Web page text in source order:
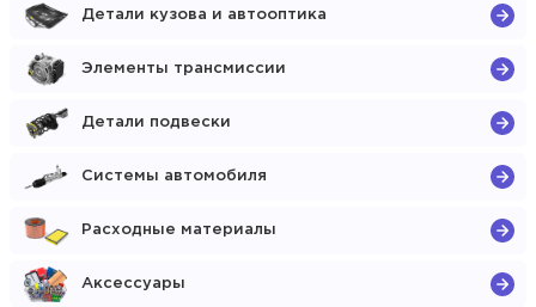
Детали кузова и автооптика
Элементы трансмиссии
Детали подвески
Системы автомобиля
Расходные материалы
Аксессуары